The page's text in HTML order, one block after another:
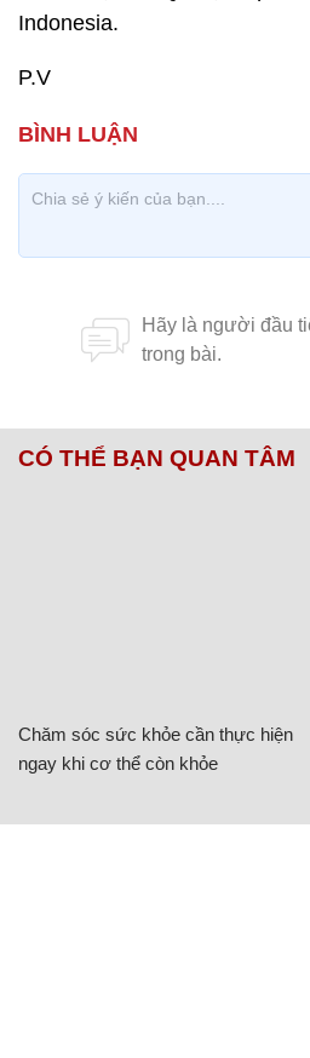
Indonesia.
P.V
CÓ THỂ BẠN QUAN TÂM
Chăm sóc sức khỏe cần thực hiện
ngay khi cơ thể còn khỏe